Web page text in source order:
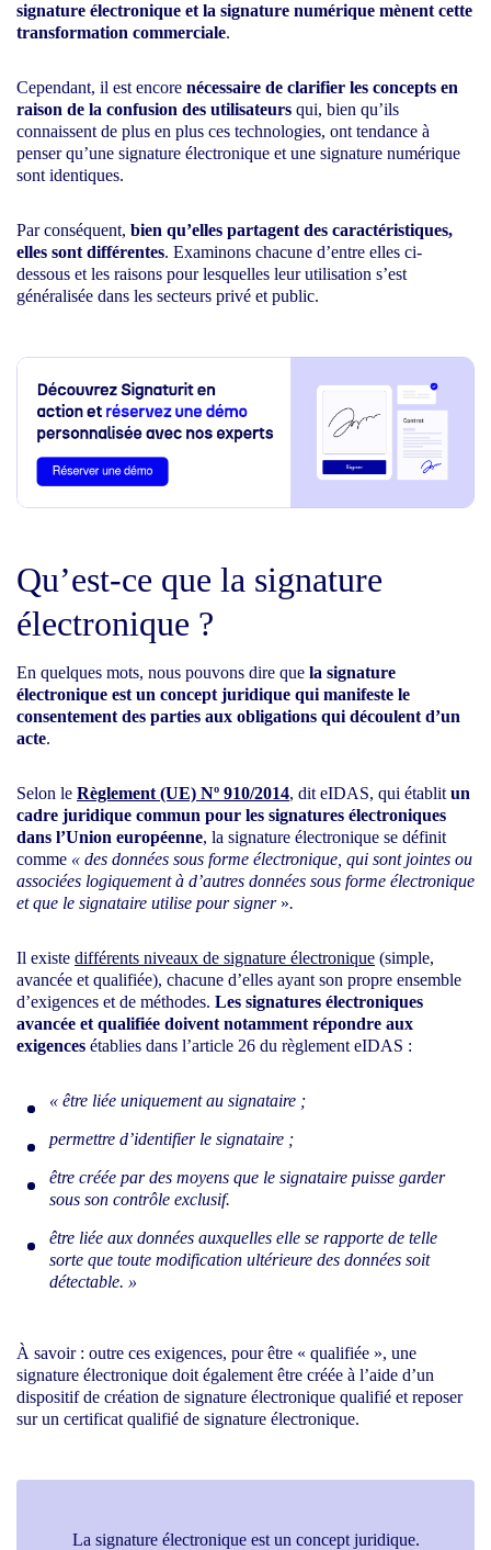
signature électronique et la signature numérique mènent cette
transformation commerciale.
Cependant, il est encore nécessaire de clarifier les concepts en
raison de la confusion des utilisateurs qui, bien qu’ils
connaissent de plus en plus ces technologies, ont tendance à
penser qu’une signature électronique et une signature numérique
sont identiques.
Par conséquent, bien qu’elles partagent des caractéristiques,
elles sont différentes. Examinons chacune d’entre elles ci-
dessous et les raisons pour lesquelles leur utilisation s’est
généralisée dans les secteurs privé et public.
Qu’est-ce que la signature
électronique ?
En quelques mots, nous pouvons dire que la signature
électronique est un concept juridique qui manifeste le
consentement des parties aux obligations qui découlent d’un
acte.
Selon le Règlement (UE) Nº 910/2014, dit eIDAS, qui établit un
cadre juridique commun pour les signatures électroniques
dans l’Union européenne, la signature électronique se définit
comme « des données sous forme électronique, qui sont jointes ou
associées logiquement à d’autres données sous forme électronique
et que le signataire utilise pour signer ».
Il existe différents niveaux de signature électronique (simple,
avancée et qualifiée), chacune d’elles ayant son propre ensemble
d’exigences et de méthodes. Les signatures électroniques
avancée et qualifiée doivent notamment répondre aux
exigences établies dans l’article 26 du règlement eIDAS :
« être liée uniquement au signataire ;
permettre d’identifier le signataire ;
être créée par des moyens que le signataire puisse garder
sous son contrôle exclusif.
être liée aux données auxquelles elle se rapporte de telle
sorte que toute modification ultérieure des données soit
détectable. »
À savoir : outre ces exigences, pour être « qualifiée », une
signature électronique doit également être créée à l’aide d’un
dispositif de création de signature électronique qualifié et reposer
sur un certificat qualifié de signature électronique.
La signature électronique est un concept juridique.